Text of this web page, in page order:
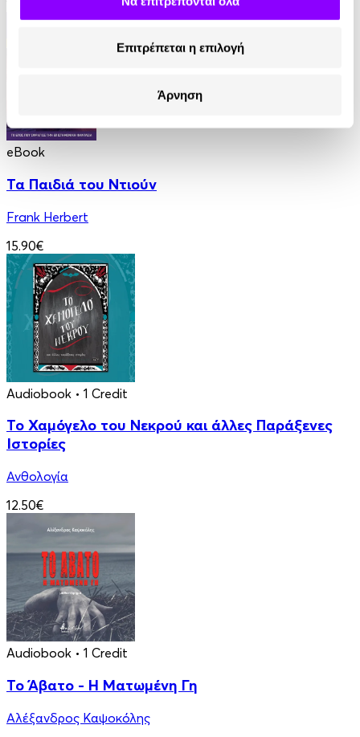
Επιτρέπεται η επιλογή
Άρνηση
eBook
Τα Παιδιά του Ντιούν
Frank Herbert
15.90€
Audiobook • 1 Credit
Το Χαμόγελο του Νεκρού και άλλες Παράξενες
Ιστορίες
Ανθολογία
12.50€
Audiobook • 1 Credit
Το Άβατο - Η Ματωμένη Γη
Αλέξανδρος Καψοκόλης